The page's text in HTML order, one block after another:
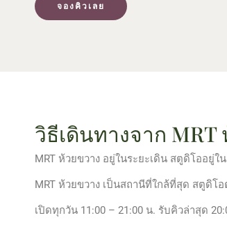
จองคิวเลย
วิธีเดินทางจาก MRT
MRT ห้วยขวาง อยู่ในระยะเดิน สตูดิโออยู่
MRT ห้วยขวาง เป็นสถานีที่ใกล้ที่สุด สตูดิโ
เปิดทุกวัน 11:00 – 21:00 น. รับคิวล่าสุด